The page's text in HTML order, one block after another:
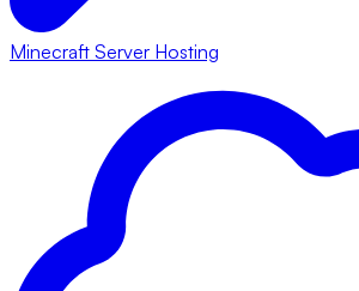
Minecraft Server Hosting